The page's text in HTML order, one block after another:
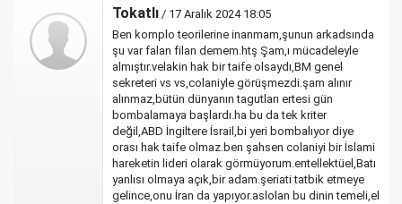
Tokatlı / 17 Aralık 2024 18:05
Ben komplo teorilerine inanmam,şunun arkadsında
şu var falan filan demem.htş Şam,ı mücadeleyle
almıştır.velakin hak bir taife olsaydı,BM genel
sekreteri vs vs,colaniyle görüşmezdi.şam alınır
alınmaz,bütün dünyanın tagutları ertesi gün
bombalamaya başlardı.ha bu da tek kriter
değil,ABD İngiltere İsrail,bi yeri bombalıyor diye
orası hak taife olmaz.ben şahsen colaniyi bir İslami
hareketin lideri olarak görmüyorum.entellektüel,Batı
yanlısı olmaya açık,bir adam.şeriati tatbik etmeye
gelince,onu İran da yapıyor.aslolan bu dinin temeli,el